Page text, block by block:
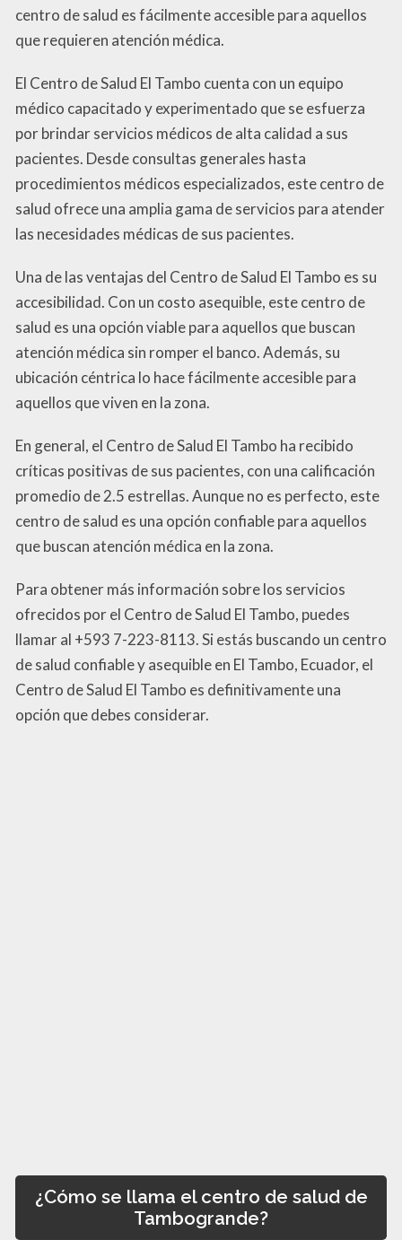
centro de salud es fácilmente accesible para aquellos
que requieren atención médica.
El Centro de Salud El Tambo cuenta con un equipo
médico capacitado y experimentado que se esfuerza
por brindar servicios médicos de alta calidad a sus
pacientes. Desde consultas generales hasta
procedimientos médicos especializados, este centro de
salud ofrece una amplia gama de servicios para atender
las necesidades médicas de sus pacientes.
Una de las ventajas del Centro de Salud El Tambo es su
accesibilidad. Con un costo asequible, este centro de
salud es una opción viable para aquellos que buscan
atención médica sin romper el banco. Además, su
ubicación céntrica lo hace fácilmente accesible para
aquellos que viven en la zona.
En general, el Centro de Salud El Tambo ha recibido
críticas positivas de sus pacientes, con una calificación
promedio de 2.5 estrellas. Aunque no es perfecto, este
centro de salud es una opción confiable para aquellos
que buscan atención médica en la zona.
Para obtener más información sobre los servicios
ofrecidos por el Centro de Salud El Tambo, puedes
llamar al +593 7-223-8113. Si estás buscando un centro
de salud confiable y asequible en El Tambo, Ecuador, el
Centro de Salud El Tambo es definitivamente una
opción que debes considerar.
¿Cómo se llama el centro de salud de
Tambogrande?